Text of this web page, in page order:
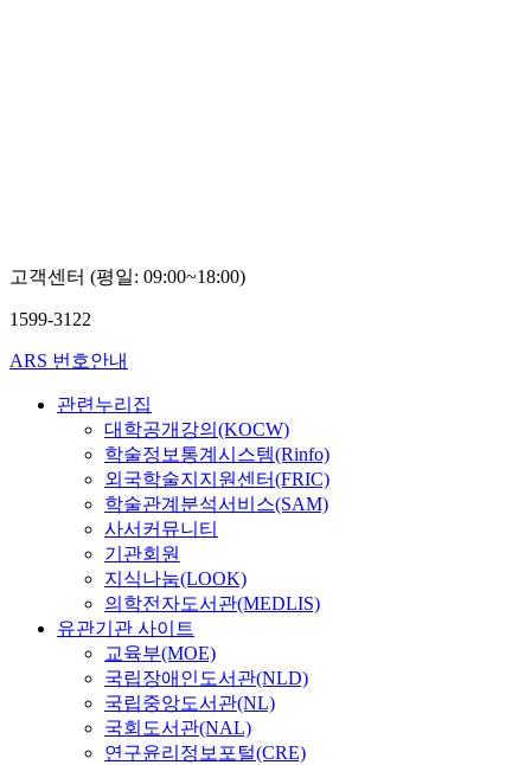
고객센터 (평일: 09:00~18:00)
1599-3122
ARS 번호안내
관련누리집
대학공개강의(KOCW)
학술정보통계시스템(Rinfo)
외국학술지지원센터(FRIC)
학술관계분석서비스(SAM)
사서커뮤니티
기관회원
지식나눔(LOOK)
의학전자도서관(MEDLIS)
유관기관 사이트
교육부(MOE)
국립장애인도서관(NLD)
국립중앙도서관(NL)
국회도서관(NAL)
연구윤리정보포털(CRE)